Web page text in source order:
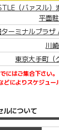
（バァスル）
平面
ターミナルプラ
川
東京大手町（
はご集合下さい。
によりスケジュー
ルについて